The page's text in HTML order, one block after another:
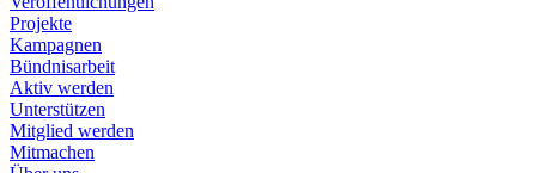
Projekte
Kampagnen
Bündnisarbeit
Aktiv werden
Unterstützen
Mitglied werden
Mitmachen